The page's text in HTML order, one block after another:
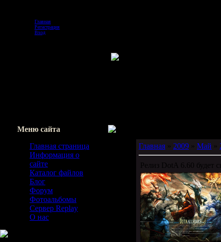
Главная
Регистрация
Вход
Меню сайта
Главная страница
Информация о
сайте
Каталог файлов
Блог
Форум
Фотоальбомы
Сервер Replay
О нас
Главная » 2009 » Май »
Релиз DotA 6.60 будет